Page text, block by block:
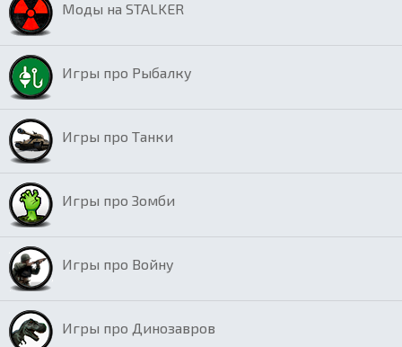
Моды на STALKER
Игры про Рыбалку
Игры про Танки
Игры про Зомби
Игры про Войну
Игры про Динозавров